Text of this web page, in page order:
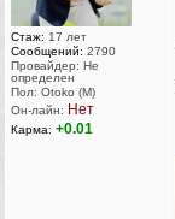
Стаж: 17 лет
Сообщений: 2790
Провайдер: Не
определен
Пол: Otoko (M)
Он-лайн: Нет
Карма: +0.01